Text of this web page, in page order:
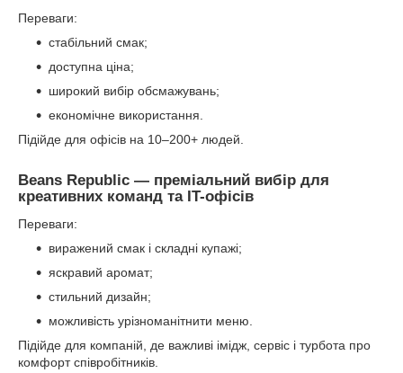
Переваги:
стабільний смак;
доступна ціна;
широкий вибір обсмажувань;
економічне використання.
Підійде для офісів на 10–200+ людей.
Beans Republic — преміальний вибір для
креативних команд та IT-офісів
Переваги:
виражений смак і складні купажі;
яскравий аромат;
стильний дизайн;
можливість урізноманітнити меню.
Підійде для компаній, де важливі імідж, сервіс і турбота про
комфорт співробітників.